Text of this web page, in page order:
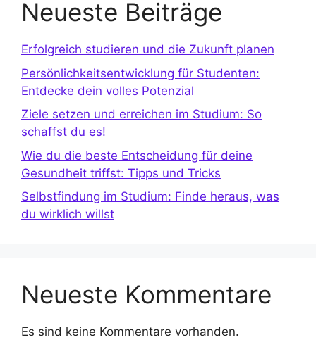
Neueste Beiträge
Erfolgreich studieren und die Zukunft planen
Persönlichkeitsentwicklung für Studenten:
Entdecke dein volles Potenzial
Ziele setzen und erreichen im Studium: So
schaffst du es!
Wie du die beste Entscheidung für deine
Gesundheit triffst: Tipps und Tricks
Selbstfindung im Studium: Finde heraus, was
du wirklich willst
Neueste Kommentare
Es sind keine Kommentare vorhanden.